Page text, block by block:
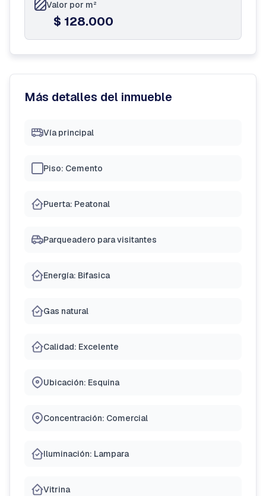
Valor por m²
$ 128.000
Más detalles del inmueble
Vía principal
Piso: Cemento
Puerta: Peatonal
Parqueadero para visitantes
Energía: Bifasica
Gas natural
Calidad: Excelente
Ubicación: Esquina
Concentración: Comercial
Iluminación: Lampara
Vitrina